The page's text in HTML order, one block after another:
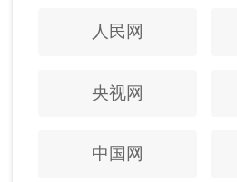
人民网
央视网
中国网